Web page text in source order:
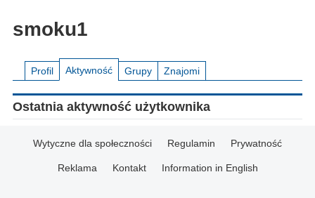
smoku1
Profil Aktywność Grupy Znajomi
Ostatnia aktywność użytkownika
Wytyczne dla społeczności Regulamin Prywatność
Reklama Kontakt Information in English